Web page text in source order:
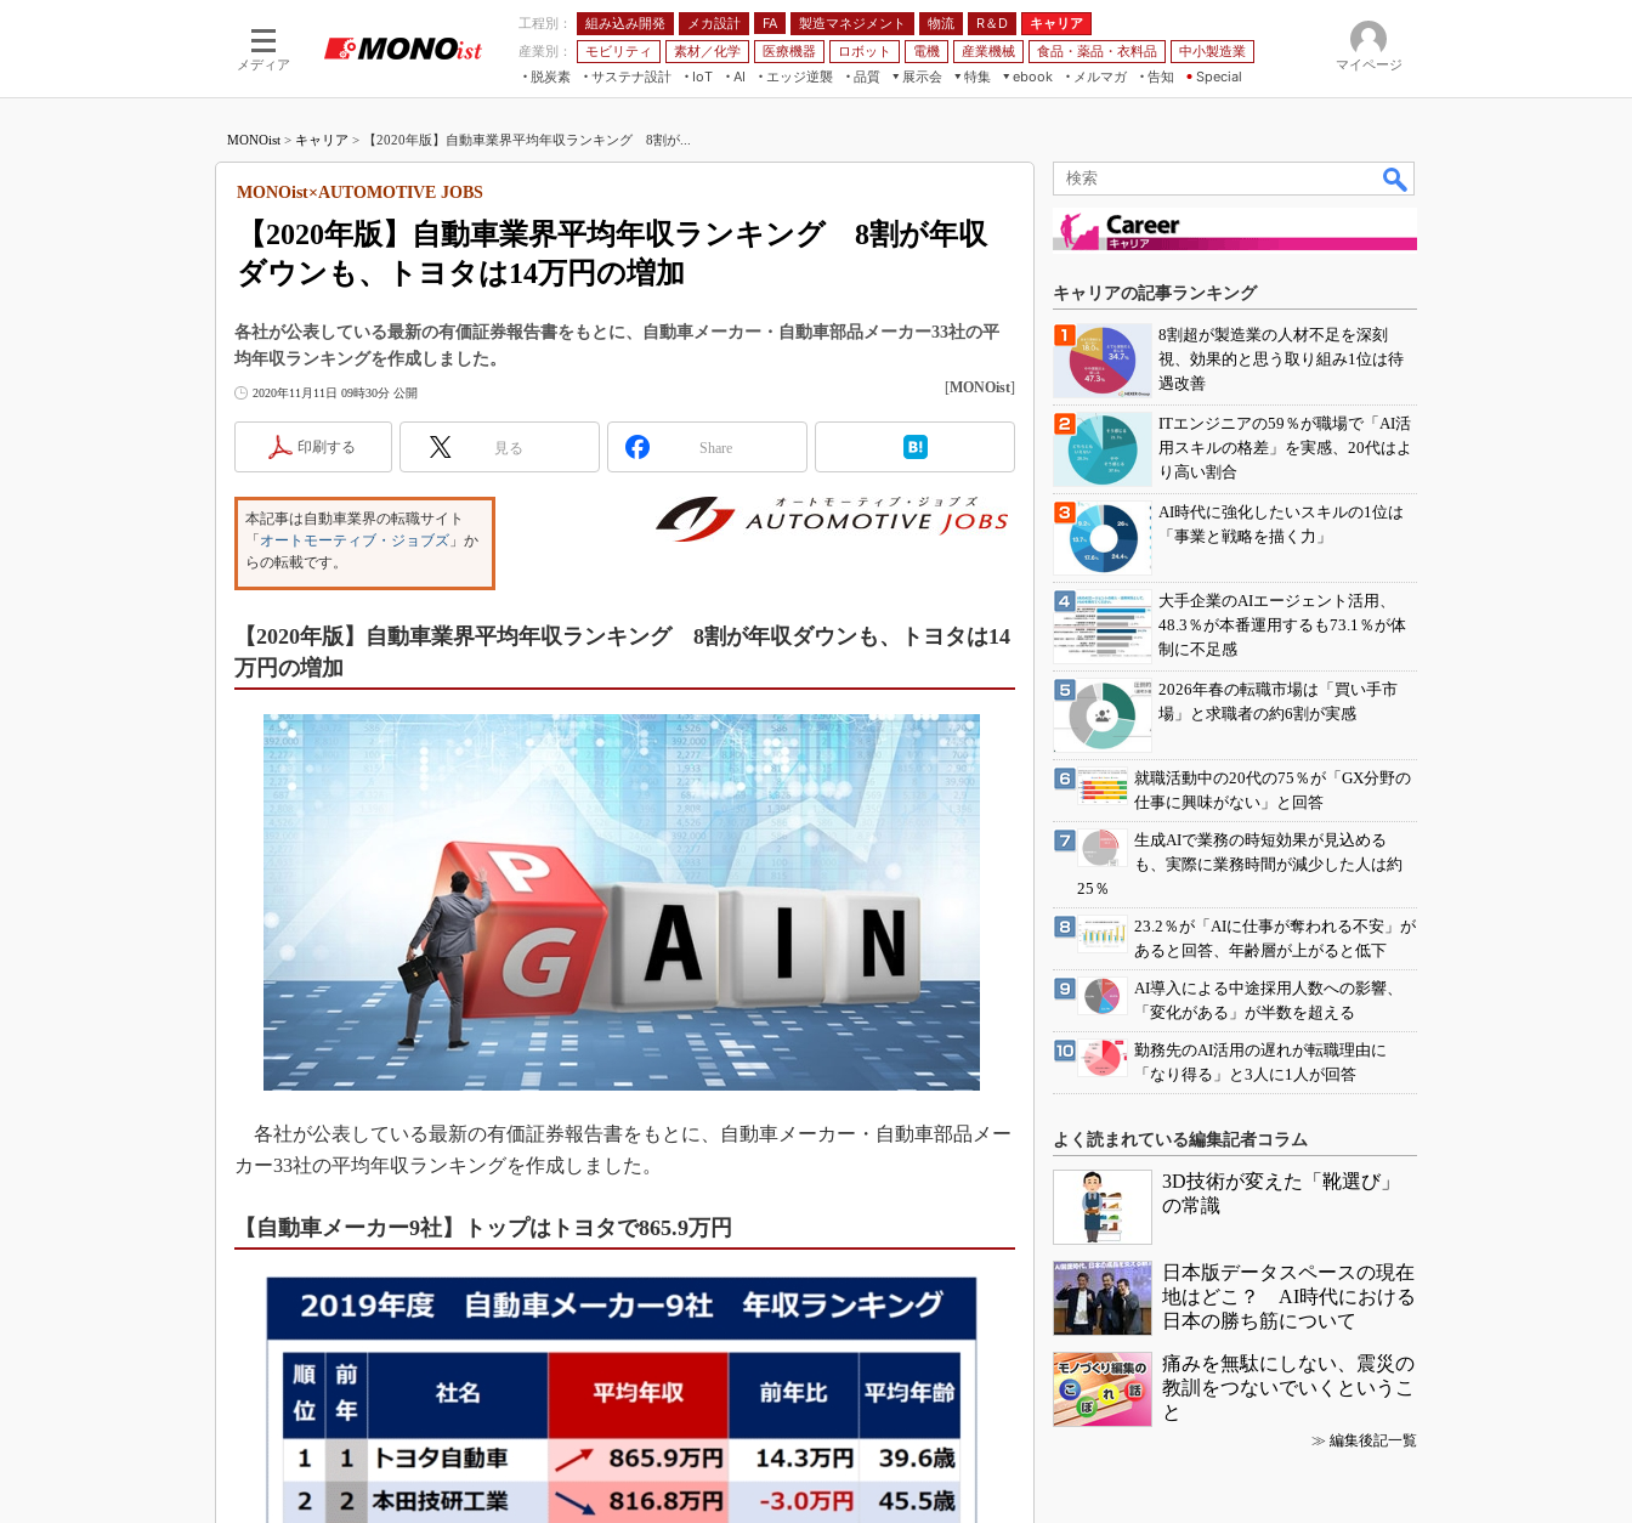
メディア
工程別： 組み込み開発 メカ設計 FA 製造マネジメント 物流 R＆D
キャリア
産業別：
モビリティ 素材／化学 医療機器 ロボット 電機 産業機械 食品・薬品・衣料品
中小製造業
脱炭素
サステナ設計
IoT
つながる工場
AI
AI×設備保全
エッジ逆襲 品質
展示会
JIMTOF
IIFES
国際ロボット展
TECHNO-FRONTIER
スマート工場EXPO
EdgeTech+
日本ものづくりワールド
AUTOMOTIVE WORLD
特集
フィールドサービス
組み込み画像技術
ISO26262
無償設計ツール
S＆OP
製造業ビッグデータ
メイドインジャパン
植物工場
知財マネジメント
海外生産
新型コロナへの対応
ebook
メルマガ
告知 Special
マイページ
MONOist > キャリア > 【2020年版】自動車業界平均年収ランキング 8割が...
【2020年版】自動車業界平均年収ランキング 8割が年収
ダウンも、トヨタは14万円の増加
MONOist×AUTOMOTIVE JOBS
各社が公表している最新の有価証券報告書をもとに、自動車メーカー・自動車部品メーカー33社の平
均年収ランキングを作成しました。
2020年11月11日 09時30分 公開 [MONOist]
印刷する 見る Share
本記事は自動車業界の転職サイト
「 オートモーティブ・ジョブズ 」か
らの転載です。
【2020年版】自動車業界平均年収ランキング 8割が年収ダウンも、トヨタは14
万円の増加
各社が公表している最新の有価証券報告書をもとに、自動車メーカー・自動車部品メー
カー33社の平均年収ランキングを作成しました。
【自動車メーカー9社】トップはトヨタで865.9万円
キャリアの記事ランキング
8割超が製造業の人材不足を深刻
視、効果的と思う取り組み1位は待
遇改善
ITエンジニアの59％が職場で「AI活
用スキルの格差」を実感、20代はよ
り高い割合
AI時代に強化したいスキルの1位は
「事業と戦略を描く力」
大手企業のAIエージェント活用、
48.3％が本番運用するも73.1％が体
制に不足感
2026年春の転職市場は「買い手市
場」と求職者の約6割が実感
就職活動中の20代の75％が「GX分野の
仕事に興味がない」と回答
生成AIで業務の時短効果が見込める
も、実際に業務時間が減少した人は約
25％
23.2％が「AIに仕事が奪われる不安」が
あると回答、年齢層が上がると低下
AI導入による中途採用人数への影響、
「変化がある」が半数を超える
勤務先のAI活用の遅れが転職理由に
「なり得る」と3人に1人が回答
よく読まれている編集記者コラム
3D技術が変えた「靴選び」
の常識
日本版データスペースの現在
地はどこ？ AI時代における
日本の勝ち筋について
痛みを無駄にしない、震災の
教訓をつないでいくというこ
と
≫ 編集後記一覧